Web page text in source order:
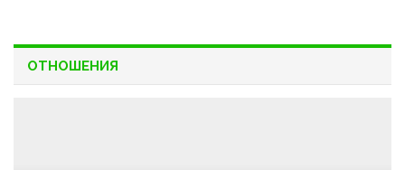
ОТНОШЕНИЯ